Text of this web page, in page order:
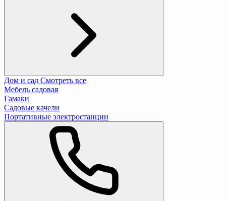
Дом и сад Смотреть все
Мебель садовая
Гамаки
Садовые качели
Портативные электростанции